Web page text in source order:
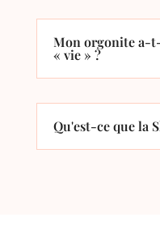
Mon orgonite a-
« vie » ?
Qu'est-ce que la